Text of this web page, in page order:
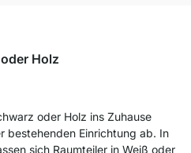
Holz
oder Holz ins Zuhause
bestehenden Einrichtung ab. In
sich Raumteiler in Weiß oder